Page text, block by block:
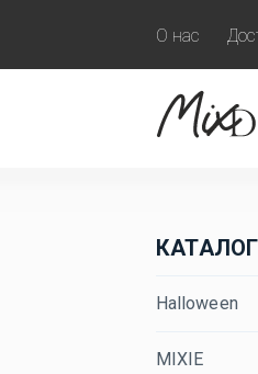
О нас
КАТАЛОГ
Halloween
MIXIE